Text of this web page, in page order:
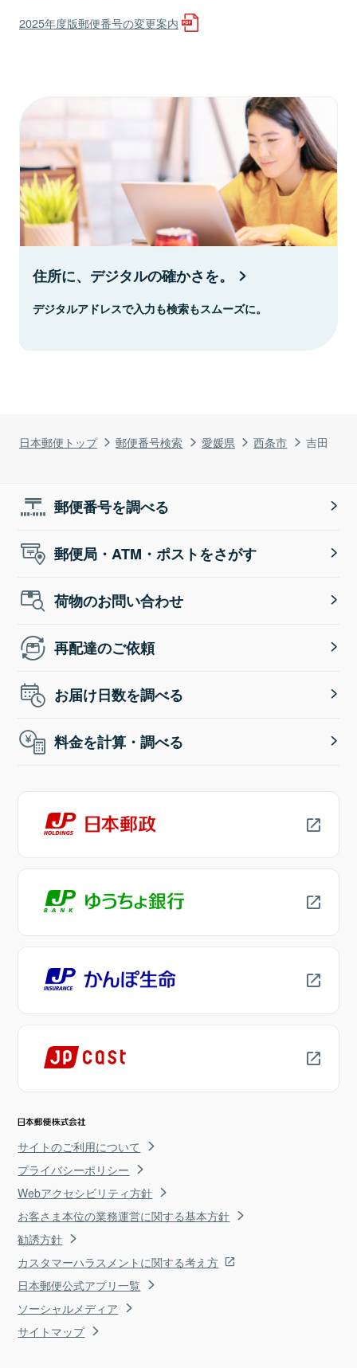
日本郵便トップ 郵便番号検索 愛媛県 西条市 吉田
2025年度版郵便番号の変更案内
住所に、デジタルの確かさを。
デジタルアドレスで入力も検索もスムーズに。
郵便番号を調べる
郵便局・ATM・ポストをさがす
荷物のお問い合わせ
再配達のご依頼
お届け日数を調べる
料金を計算・調べる
サイトのご利用について
プライバシーポリシー
Webアクセシビリティ方針
お客さま本位の業務運営に関する基本方針
勧誘方針
カスタマーハラスメントに関する考え方
日本郵便公式アプリ一覧
ソーシャルメディア
サイトマップ